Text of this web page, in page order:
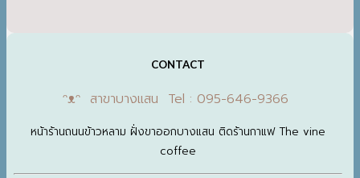
CONTACT
ᵔᴥᵔ สาขาบางแสน Tel : 095-646-9366
หน้าร้านถนนข้าวหลาม ฝั่งขาออกบางแสน ติดร้านกาแฟ The vine
coffee